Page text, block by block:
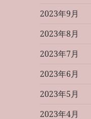
2023年9月
2023年8月
2023年7月
2023年6月
2023年5月
2023年4月